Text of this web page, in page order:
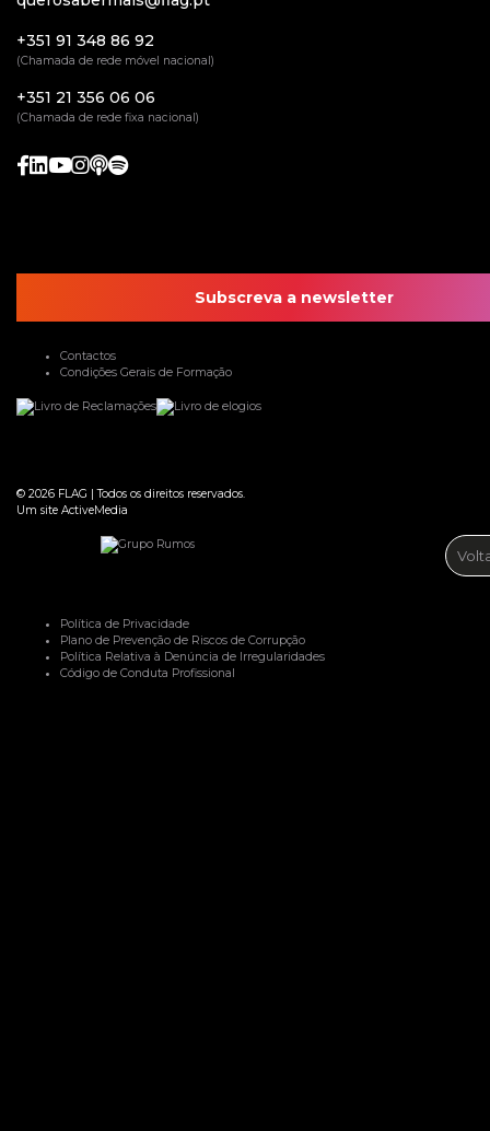
+351 91 348 86 92
(Chamada de rede móvel nacional)
+351 21 356 06 06
(Chamada de rede fixa nacional)
Subscreva a newsletter
Contactos
Condições Gerais de Formação
© 2026 FLAG |Todos os direitos reservados.
Um site ActiveMedia
Política de Privacidade
Plano de Prevenção de Riscos de Corrupção
Política Relativa à Denúncia de Irregularidades
Código de Conduta Profissional